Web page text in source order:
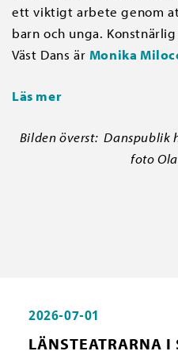
ett viktigt arbete genom
barn och unga.
Väst Dans är Monika
Läs mer
Bilden överst: Danspublik
foto
2026-07-01
LÄNSTEATRARNA I